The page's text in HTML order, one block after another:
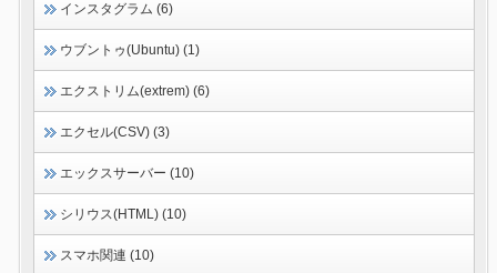
インスタグラム (6)
ウブントゥ(Ubuntu) (1)
エクストリム(extrem) (6)
エクセル(CSV) (3)
エックスサーバー (10)
シリウス(HTML) (10)
スマホ関連 (10)